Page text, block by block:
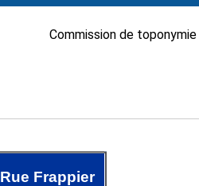
Commission de toponymie
Rue Frappier